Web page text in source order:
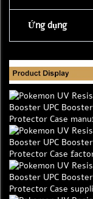
Ứng dụng